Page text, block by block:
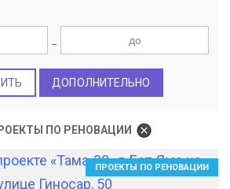
ДОПОЛНИТЕЛЬНО
ПО РЕНОВАЦИИ
ПРОЕКТЫ ПО РЕНОВАЦИИ